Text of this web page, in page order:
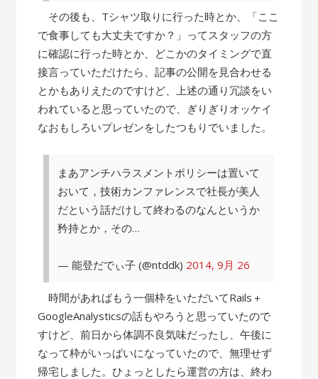
その後も、Tシャツ取りに行った時とか、「ここ
で食事しても大丈夫ですか？」ってスタッフの方
に確認に行った時とか、どこかのタイミングで直
接言っていただけたら、記事の公開を見合わせる
とかもありえたのですけど、上述の通り冗談をい
われていると思っていたので、ぎりぎりオッケイ
なおもしろいプレゼンをしたつもりでいました。
まあアンチハラスメントポリシーは置いて
おいて，技術カンファレンスで社長が美人
だという話だけして終わるのなんというか
矜持とか，その…
— 能登だでぃ子 (@ntddk) 2014, 9月 26
時間があればもう一個枠をいただいてRails＋
GoogleAnalysticsの話もやろうと思っていたので
すけど、前日から体調不良気味だったし、午後に
なって枠がいっぱいになっていたので、無理せず
帰宅しました。ひょっとしたら運営の方は、終わ